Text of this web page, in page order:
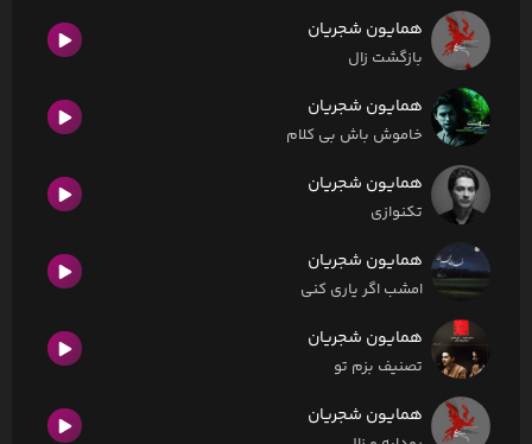
همایون شجریان
بازگشت زال
همایون شجریان
خاموش باش بی کلام
همایون شجریان
تکنوازی
همایون شجریان
امشب اگر یاری کنی
همایون شجریان
تصنیف بزم تو
همایون شجریان